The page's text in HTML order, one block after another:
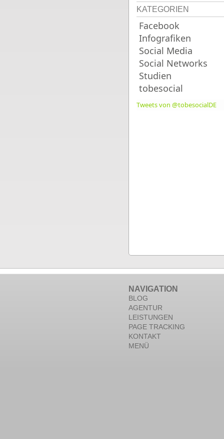
KATEGORIEN
Facebook
Infografiken
Social Media
Social Networks
Studien
tobesocial
Tweets von @tobesocialDE
NAVIGATION
BLOG
AGENTUR
LEISTUNGEN
PAGE TRACKING
KONTAKT
MENÜ